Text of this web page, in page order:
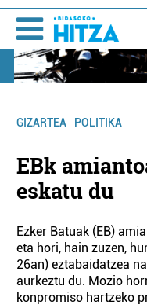
GIZARTEA POLITIKA
EBk
eskatu du
Ezker Batuak (EB)
eta hori, hain zuzen,
26an) eztabaidatzea
aurkeztu du. Mozio
konpromiso hartzeko